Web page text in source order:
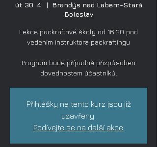
út 30. 4.
  |
Brandýs nad Labem-Stará
Boleslav
Lekce packraftové školy od 16:30 pod
vedením instruktora packraftingu
Program bude případně přizpůsoben
dovednostem účastníků.
Přihlášky na tento kurz jsou již
uzavřeny.
Podívejte se na další akce.